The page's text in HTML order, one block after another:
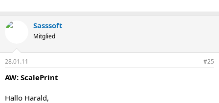
Sasssoft
Mitglied
28.01.11 #25
AW: ScalePrint
Hallo Harald,